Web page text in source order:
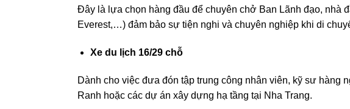
Đây là lựa chọn hàng đầu để chuyên chở Ban Lãnh đạo, nhà
Everest,…) đảm bảo sự tiện nghi và chuyên nghiệp khi di
Xe du lịch 16/29 chỗ
Dành cho việc đưa đón tập trung công nhân viên, kỹ sư
Ranh hoặc các dự án xây dựng hạ tầng tại Nha Trang.